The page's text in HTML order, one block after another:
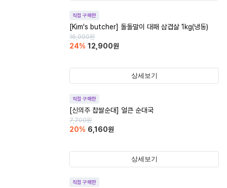
직접 구매한
[Kim's butcher] 돌돌말이 대패 삼겹살 1kg(냉동)
16,990원
24% 12,900원
상세보기
직접 구매한
[신의주 찹쌀순대] 얼큰 순대국
7,700원
20% 6,160원
상세보기
직접 구매한